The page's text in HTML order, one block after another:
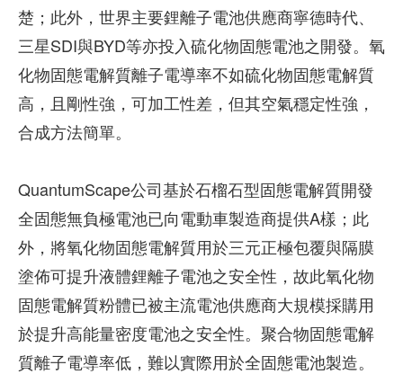
楚；此外，世界主要鋰離子電池供應商寧德時代、
三星SDI與BYD等亦投入硫化物固態電池之開發。氧
化物固態電解質離子電導率不如硫化物固態電解質
高，且剛性強，可加工性差，但其空氣穩定性強，
合成方法簡單。
QuantumScape公司基於石榴石型固態電解質開發
全固態無負極電池已向電動車製造商提供A樣；此
外，將氧化物固態電解質用於三元正極包覆與隔膜
塗佈可提升液體鋰離子電池之安全性，故此氧化物
固態電解質粉體已被主流電池供應商大規模採購用
於提升高能量密度電池之安全性。聚合物固態電解
質離子電導率低，難以實際用於全固態電池製造。